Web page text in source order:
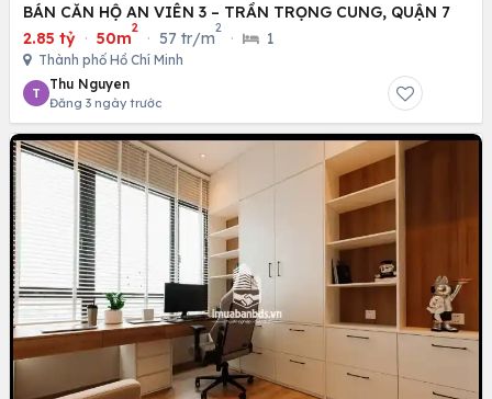
BÁN CĂN HỘ AN VIÊN 3 – TRẦN TRỌNG CUNG, QUẬN 7
2.85 tỷ · 50m
2
· 57 tr/m
2
· 1
Thành phố Hồ Chí Minh
T
Thu Nguyen
Đăng 3 ngày trước